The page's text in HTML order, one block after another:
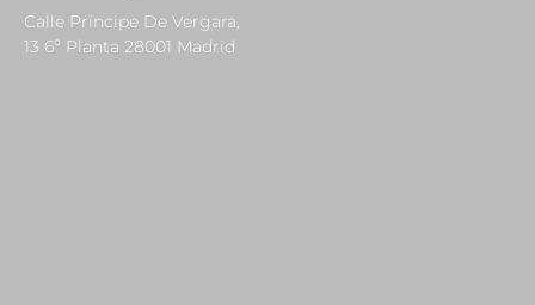
Calle Príncipe De Vergara,
13 6º Planta 28001 Madrid